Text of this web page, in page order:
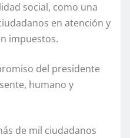
social, como una
en atención y
impuestos.
del presidente
humano y
de mil ciudadanos